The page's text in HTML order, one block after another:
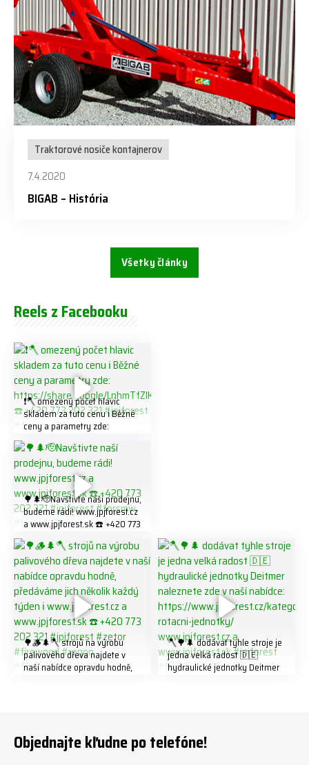
Traktorové nosiče kontajnerov
7.4.2020
BIGAB – História
Všetky články
Reels z Facebooku
❗️🪓 omezený počet hlavic
skladem za tuto cenu ℹ️ Běžné
ceny a parametry zde:
https://share.google/LnhmTfZl
K8W5t7i6o ☎️ +420 773 202
321 #jpjforest #forsmw
#firewood #
🌳🌲🫡Navštivte naší prodejnu,
budeme rádi! www.jpjforest.cz
a www.jpjforest.sk ☎️ +420 773
202 321 #jpjforest #forsmw
#biojack #regon #vahvajussi
🌳🪵🌲🪓 strojů na výrobu
palivového dřeva najdete v
naší nabídce opravdu hodně,
#firewoodproduction
🪓🌳🌲 dodávat tyhle stroje je
jedna velká radost 🇩🇪
hydraulické jednotky Deitmer
#firewood #deitmer
Objednajte kľudne po telefóne!